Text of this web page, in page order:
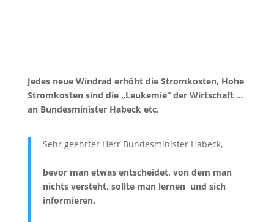
Jedes neue Windrad erhöht die Stromkosten, Hohe
Stromkosten sind die „Leukemie“ der Wirtschaft …
an Bundesminister Habeck etc.
Sehr geehrter Herr Bundesminister Habeck,
bevor man etwas entscheidet, von dem man
nichts versteht, sollte man lernen und sich
informieren.